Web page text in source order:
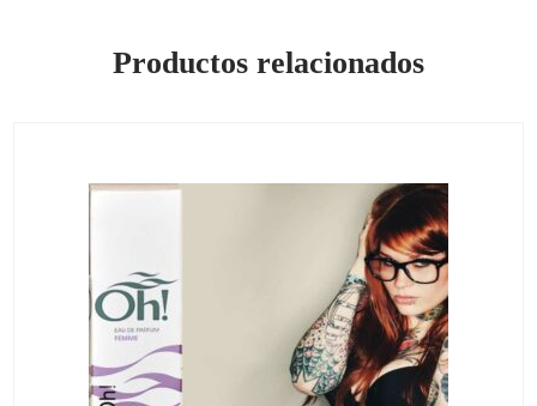
Productos relacionados